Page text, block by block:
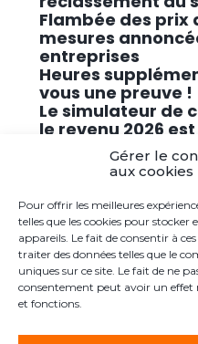
Gérer le
aux cookies
Pour offrir les meilleures
telles que les cookies pour
appareils. Le fait de consentir à
traiter des données telles que le
uniques sur ce site. Le fait de ne
consentement peut avoir un effet
et fonctions.
Flambée des prix
mesures
entreprises
Heures
vous une preuve !
Le simulateur de
le revenu 2026
Promouvoir des
cybersécurité
Aucun commentaire